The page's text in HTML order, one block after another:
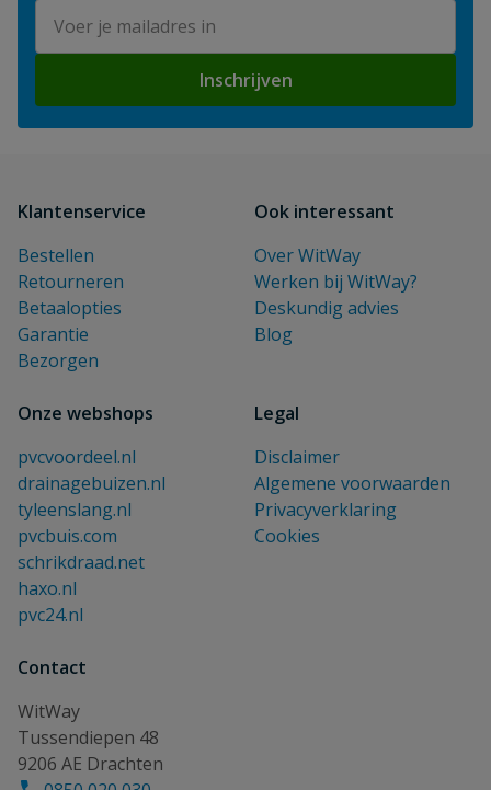
Inschrijven
Klantenservice
Bestellen
Retourneren
Betaalopties
Garantie
Bezorgen
Ook interessant
Over WitWay
Werken bij WitWay?
Deskundig advies
Blog
Onze webshops
pvcvoordeel.nl
drainagebuizen.nl
tyleenslang.nl
pvcbuis.com
schrikdraad.net
haxo.nl
pvc24.nl
Legal
Disclaimer
Algemene voorwaarden
Privacyverklaring
Cookies
Contact
WitWay
Tussendiepen 48
9206 AE Drachten